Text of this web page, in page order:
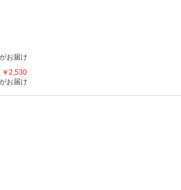
がお届け
￥2,530
がお届け